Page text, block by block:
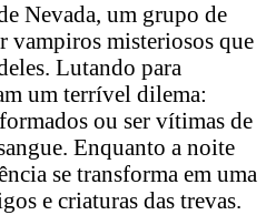
Nevada, um grupo de
vampiros misteriosos que
Lutando para
um terrível dilema:
ou ser vítimas de
Enquanto a noite
se transforma em uma
e criaturas das trevas.